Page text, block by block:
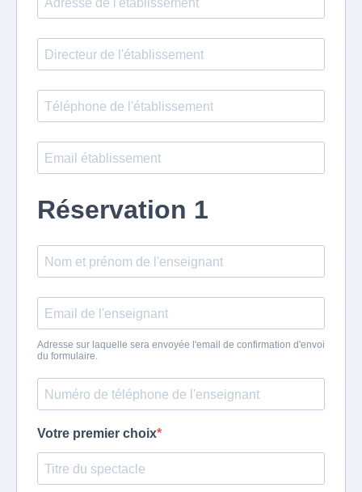
Réservation 1
Adresse sur laquelle sera envoyée l'email de confirmation d'envoi
du formulaire.
Votre premier choix